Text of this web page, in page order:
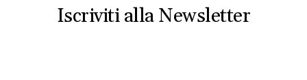
Iscriviti alla Newsletter